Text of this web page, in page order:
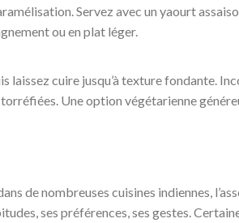
Servez avec un yaourt
ou en plat léger.
laissez cuire jusqu’à texture fondante.
Une option végétarienne
de nombreuses cuisines indiennes,
ses préférences, ses gestes.